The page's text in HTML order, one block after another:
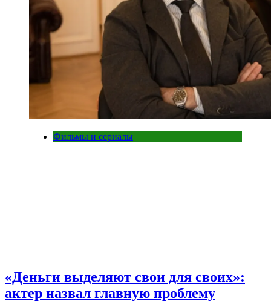
Фильмы и сериалы
«Деньги выделяют свои для своих»:
актер назвал главную проблему